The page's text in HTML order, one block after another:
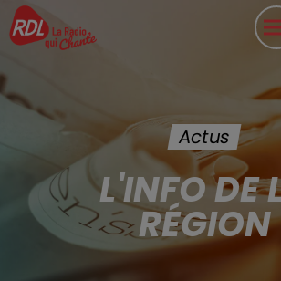
Actus
L'INFO DE
RÉGION